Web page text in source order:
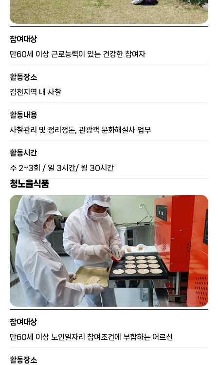
참여대상
만60세 이상 근로능력이 있는 건강한 참여자
활동장소
김천지역 내 사찰
활동내용
사찰관리 및 정리정돈, 관광객 문화해설사 업무
활동시간
주 2~3회 / 일 3시간/ 월 30시간
청노을식품
참여대상
만60세 이상 노인일자리 참여조건에 부합하는 어르신
활동장소